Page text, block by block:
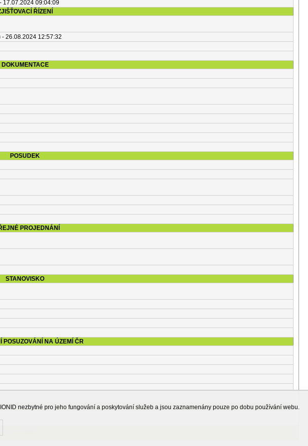
17.07.2024 09:04:09
ŘÍZENÍ
- 26.08.2024 12:57:32
DOKUMENTACE
POSUDEK
PROJEDNÁNÍ
STANOVISKO
POSUZOVÁNÍ NA ÚZEMÍ ČR
INFORMACE
prostředí
nezbytné pro jeho fungování a poskytování služeb a jsou zaznamenány pouze po dobu používání webu.